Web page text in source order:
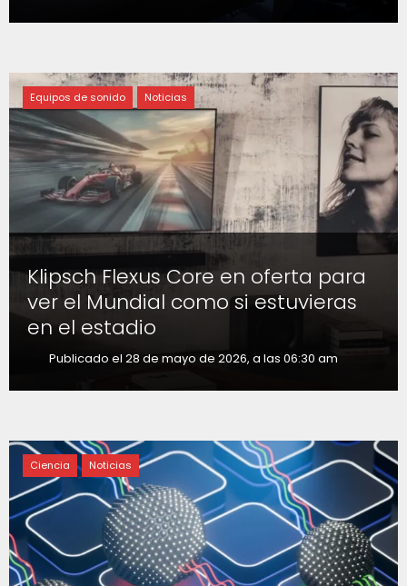
Equipos de sonido Noticias
Klipsch Flexus Core en oferta para
ver el Mundial como si estuvieras
en el estadio
Publicado el 28 de mayo de 2026, a las 06:30 am
Ciencia Noticias